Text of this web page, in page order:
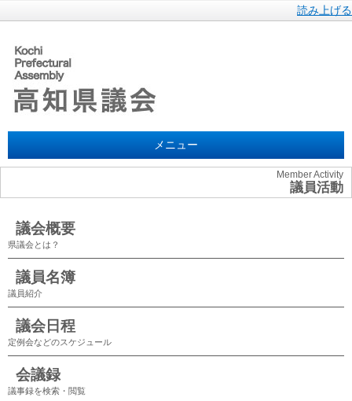
読み上げる
メニュー
Member Activity
議員活動
議会概要
県議会とは？
議員名簿
議員紹介
議会日程
定例会などのスケジュール
会議録
議事録を検索・閲覧